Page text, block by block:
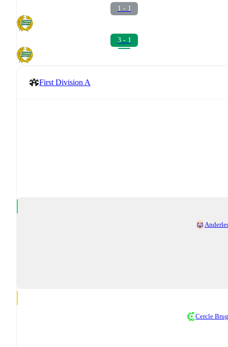
1 - 1
3 - 1
First Division A
Cercle